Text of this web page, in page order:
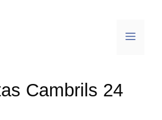
Cambrils 24